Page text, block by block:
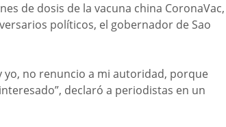
de dosis de la vacuna china CoronaVac,
políticos, el gobernador de Sao
yo, no renuncio a mi autoridad, porque
declaró a periodistas en un